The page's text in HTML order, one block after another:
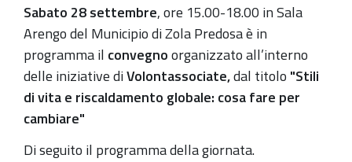
vita
e
riscaldamento
globale:
cosa
fare
per
Sabato 28 settembre, ore 15.00-18.00 in Sala
Arengo del Municipio di Zola Predosa è in
programma il convegnoorganizzato all’interno
delle iniziative diVolontassociate,dal titolo "Stili
di vita e riscaldamento globale: cosa fare per
cambiare"
Di seguito il programma della giornata.